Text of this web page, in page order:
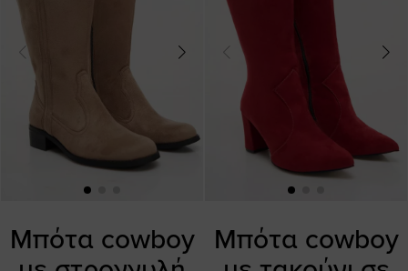
Μπότα cowboy
Μπότα cowboy